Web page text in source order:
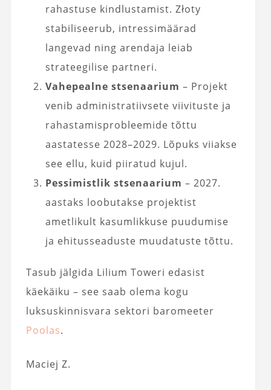
rahastuse kindlustamist. Złoty
stabiliseerub, intressimäärad
langevad ning arendaja leiab
strateegilise partneri.
Vahepealne stsenaarium – Projekt
venib administratiivsete viivituste ja
rahastamisprobleemide tõttu
aastatesse 2028–2029. Lõpuks viiakse
see ellu, kuid piiratud kujul.
Pessimistlik stsenaarium – 2027.
aastaks loobutakse projektist
ametlikult kasumlikkuse puudumise
ja ehitusseaduste muudatuste tõttu.
Tasub jälgida Lilium Toweri edasist
käekäiku – see saab olema kogu
luksuskinnisvara sektori baromeeter
Poolas.
Maciej Z.